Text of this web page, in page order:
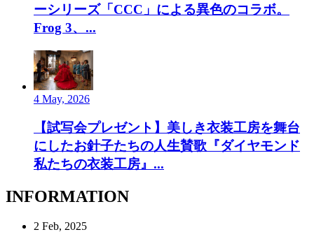
ーシリーズ「CCC」による異色のコラボ。
Frog 3、...
4 May, 2026
【試写会プレゼント】美しき衣装工房を舞台
にしたお針子たちの人生賛歌『ダイヤモンド
私たちの衣装工房』...
INFORMATION
2 Feb, 2025